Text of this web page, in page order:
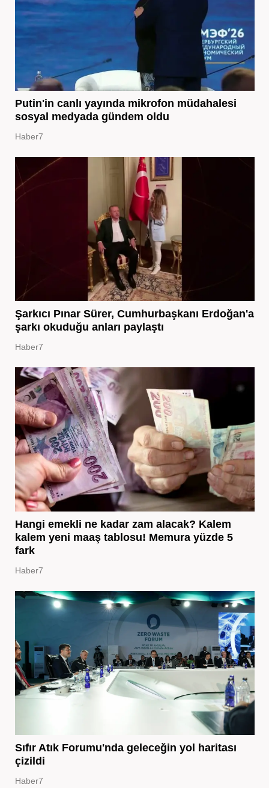
Putin'in canlı yayında mikrofon müdahalesi
sosyal medyada gündem oldu
Haber7
Şarkıcı Pınar Sürer, Cumhurbaşkanı Erdoğan'a
şarkı okuduğu anları paylaştı
Haber7
Hangi emekli ne kadar zam alacak? Kalem
kalem yeni maaş tablosu! Memura yüzde 5
fark
Haber7
Sıfır Atık Forumu'nda geleceğin yol haritası
çizildi
Haber7